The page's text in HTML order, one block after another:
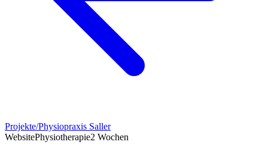
Projekte/Physiopraxis Saller
WebsitePhysiotherapie2 Wochen